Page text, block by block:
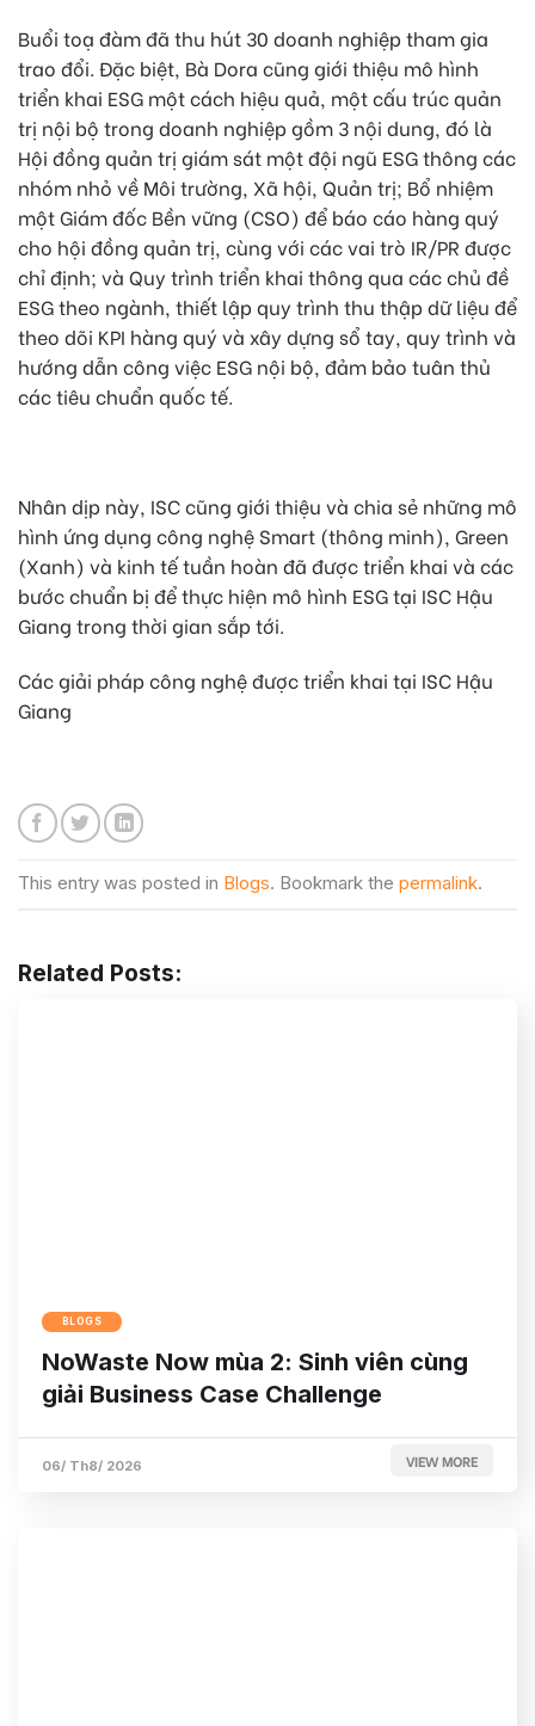
Buổi toạ đàm đã thu hút 30 doanh nghiệp tham gia
trao đổi. Đặc biệt, Bà Dora cũng giới thiệu mô hình
triển khai ESG một cách hiệu quả, một cấu trúc quản
trị nội bộ trong doanh nghiệp gồm 3 nội dung, đó là
Hội đồng quản trị giám sát một đội ngũ ESG thông các
nhóm nhỏ về Môi trường, Xã hội, Quản trị; Bổ nhiệm
một Giám đốc Bền vững (CSO) để báo cáo hàng quý
cho hội đồng quản trị, cùng với các vai trò IR/PR được
chỉ định; và Quy trình triển khai thông qua các chủ đề
ESG theo ngành, thiết lập quy trình thu thập dữ liệu để
theo dõi KPI hàng quý và xây dựng sổ tay, quy trình và
hướng dẫn công việc ESG nội bộ, đảm bảo tuân thủ
các tiêu chuẩn quốc tế.
Nhân dịp này, ISC cũng giới thiệu và chia sẻ những mô
hình ứng dụng công nghệ Smart (thông minh), Green
(Xanh) và kinh tế tuần hoàn đã được triển khai và các
bước chuẩn bị để thực hiện mô hình ESG tại ISC Hậu
Giang trong thời gian sắp tới.
Các giải pháp công nghệ được triển khai tại ISC Hậu
Giang
This entry was posted in Blogs. Bookmark the permalink.
Related Posts:
BLOGS
NoWaste Now mùa 2: Sinh viên cùng
giải Business Case Challenge
06/ Th8/ 2026 VIEW MORE